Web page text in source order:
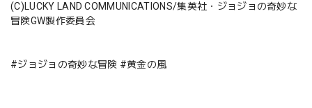
(C)LUCKY LAND COMMUNICATIONS/集英社・ジョジョの奇妙な
冒険GW製作委員会
#ジョジョの奇妙な冒険 #黄金の風